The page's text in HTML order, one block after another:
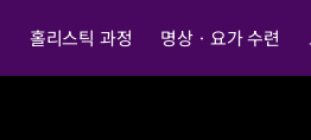
홀리스틱 과정 명상ㆍ요가 수련